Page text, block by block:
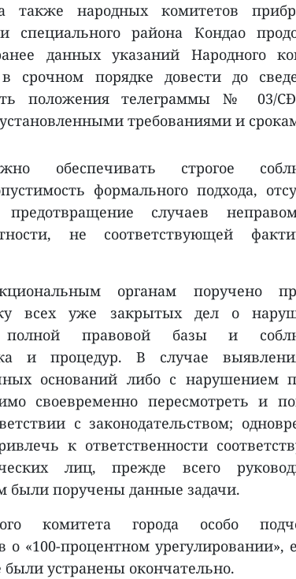
также народных комитетов
района Кондао
данных указаний Народного
в срочном порядке довести до
положения телеграммы № 03/
установленными требованиями и
обеспечивать строгое
формального подхода,
случаев
не соответствующей
органам поручено
всех уже закрытых дел о
полной правовой базы и
и процедур. В случае
оснований либо с нарушением
своевременно пересмотреть и
с законодательством;
к ответственности
лиц, прежде всего
были поручены данные задачи.
комитета города особо
о «100-процентном урегулировании»,
устранены окончательно.